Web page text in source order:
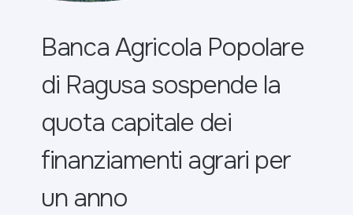
Banca Agricola Popolare
di Ragusa sospende la
quota capitale dei
finanziamenti agrari per
un anno